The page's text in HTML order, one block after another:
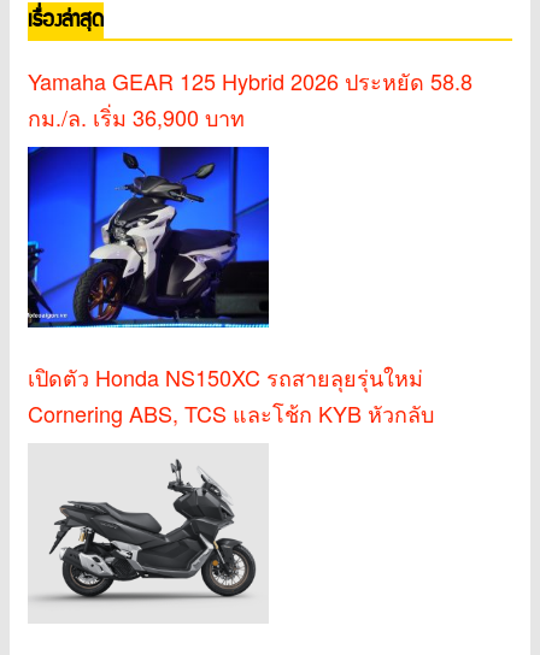
เรื่องล่าสุด
Yamaha GEAR 125 Hybrid 2026 ประหยัด 58.8
กม./ล. เริ่ม 36,900 บาท
เปิดตัว Honda NS150XC รถสายลุยรุ่นใหม่
Cornering ABS, TCS และโช้ก KYB หัวกลับ